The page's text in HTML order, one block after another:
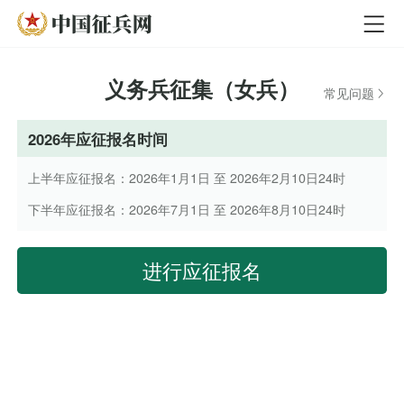
义务兵征集（女兵） 常见问题
2026年应征报名时间
上半年应征报名：2026年1月1日 至 2026年2月10日24时
下半年应征报名：2026年7月1日 至 2026年8月10日24时
进行应征报名